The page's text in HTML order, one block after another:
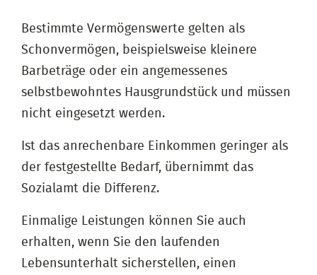
Bestimmte Vermögenswerte gelten als
Schonvermögen, beispielsweise kleinere
Barbeträge oder ein angemessenes
selbstbewohntes Hausgrundstück und müssen
nicht eingesetzt werden.
Ist das anrechenbare Einkommen geringer als
der festgestellte Bedarf, übernimmt das
Sozialamt die Differenz.
Einmalige Leistungen können Sie auch
erhalten, wenn Sie den laufenden
Lebensunterhalt sicherstellen, einen